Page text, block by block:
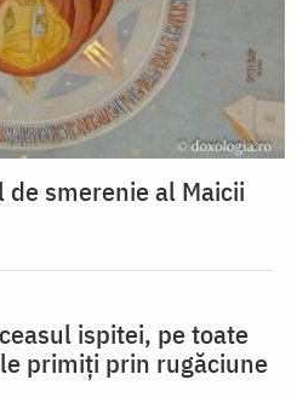
smerenie al Maicii
ispitei, pe toate
primiți prin rugăciune